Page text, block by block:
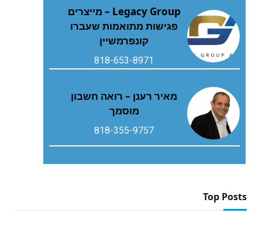
Legacy Group – מייצרים
פגישות מתואמות שעברו
קונפרמשיין
818-653-8971
מאיר רענן – רואה חשבון
מוסמך
818-355-9757
Top Posts